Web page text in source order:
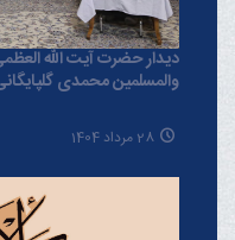
دیدار حضرت آیت الله
والمسلمین محمدی
28 مرداد 1404